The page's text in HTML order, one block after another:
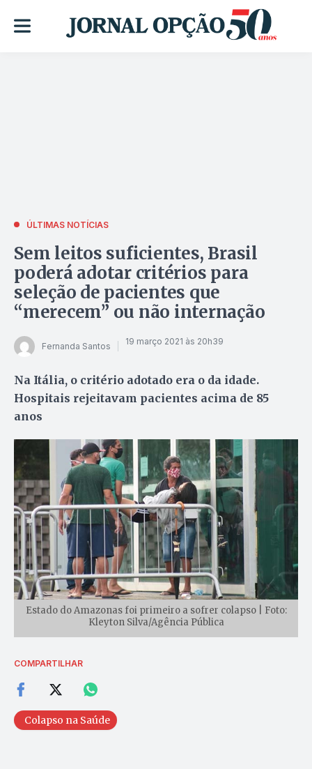
ÚLTIMAS NOTÍCIAS
Sem leitos suficientes, Brasil
poderá adotar critérios para
seleção de pacientes que
“merecem” ou não internação
Fernanda Santos 19 março 2021 às 20h39
Na Itália, o critério adotado era o da idade.
Hospitais rejeitavam pacientes acima de 85
anos
Estado do Amazonas foi primeiro a sofrer colapso | Foto:
Kleyton Silva/Agência Pública
COMPARTILHAR
Colapso na Saúde